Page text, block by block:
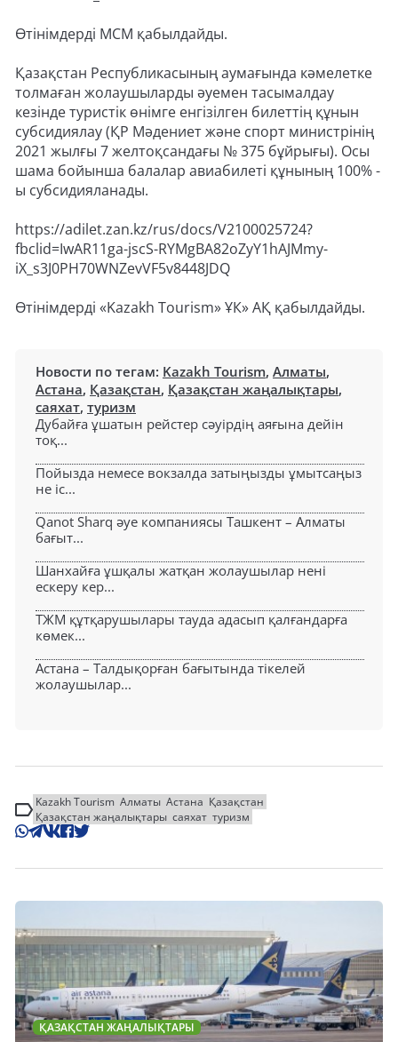
Өтінімдерді МСМ қабылдайды.
Қазақстан Республикасының аумағында кәмелетке
толмаған жолаушыларды әуемен тасымалдау
кезінде туристік өнімге енгізілген билеттің құнын
субсидиялау (ҚР Мәдениет және спорт министрінің
2021 жылғы 7 желтоқсандағы № 375 бұйрығы). Осы
шама бойынша балалар авиабилеті құнының 100% -
ы субсидияланады.
https://adilet.zan.kz/rus/docs/V2100025724?
fbclid=IwAR11ga-jscS-RYMgBA82oZyY1hAJMmy-
iX_s3J0PH70WNZevVF5v8448JDQ
Өтінімдерді «Kazakh Tourism» ҰК» АҚ қабылдайды.
Новости по тегам: Kazakh Tourism, Алматы,
Астана, Қазақстан, Қазақстан жаңалықтары,
саяхат, туризм
Дубайға ұшатын рейстер сәуірдің аяғына дейін
тоқ...
Пойызда немесе вокзалда затыңызды ұмытсаңыз
не іс...
Qanot Sharq әуе компаниясы Ташкент – Алматы
бағыт...
Шанхайға ұшқалы жатқан жолаушылар нені
ескеру кер...
ТЖМ құтқарушылары тауда адасып қалғандарға
көмек...
Астана – Талдықорған бағытында тікелей
жолаушылар...
Kazakh Tourism Алматы Астана Қазақстан
Қазақстан жаңалықтары саяхат туризм
ҚАЗАҚСТАН ЖАҢАЛЫҚТАРЫ